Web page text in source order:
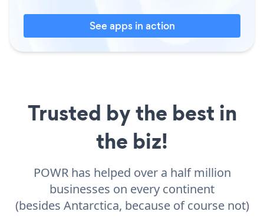
See apps in action
Trusted by the best in
the biz!
POWR has helped over a half million
businesses on every continent
(besides Antarctica, because of course not)